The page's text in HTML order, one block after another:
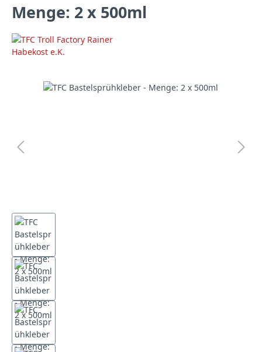
Menge: 2 x 500ml
Bildergalerie überspringen